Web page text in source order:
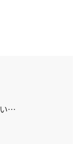
い…